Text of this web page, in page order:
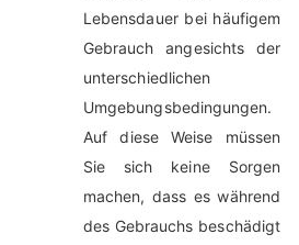
Lebensdauer bei häufigem
Gebrauch angesichts der
unterschiedlichen
Umgebungsbedingungen.
Auf diese Weise müssen
Sie sich keine Sorgen
machen, dass es während
des Gebrauchs beschädigt